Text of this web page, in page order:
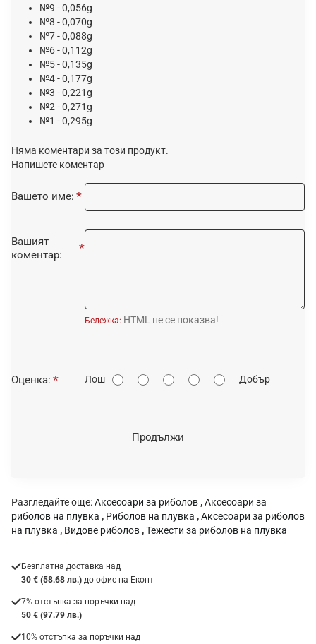
№9 - 0,056g
№8 - 0,070g
№7 - 0,088g
№6 - 0,112g
№5 - 0,135g
№4 - 0,177g
№3 - 0,221g
№2 - 0,271g
№1 - 0,295g
Няма коментари за този продукт.
Напишете коментар
Вашето име:
Вашият
коментар:
Бележка: HTML не се показва!
О
Оценка: Лош Добър
Продължи
Разгледайте още:Аксесоари за риболов ,Аксесоари за
риболов на плувка , Риболов на плувка ,Аксесоари за риболов
на плувка , Видове риболов ,Тежести за риболов на плувка
Безплатна доставка над
30 € (58.68 лв.) до офис на Еконт
7% отстъпка за поръчки над
50 € (97.79 лв.)
10% отстъпка за поръчки над